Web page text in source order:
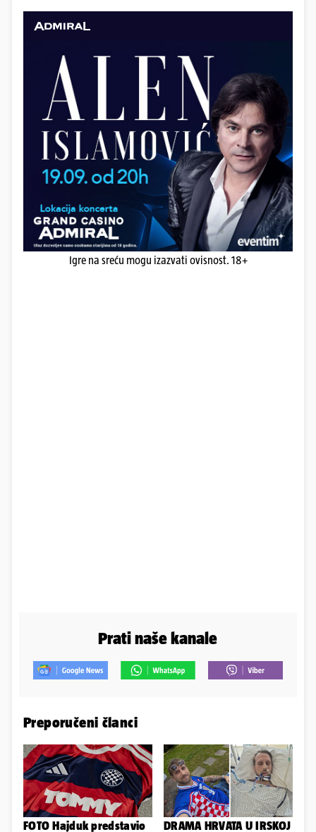
Igre na sreću mogu izazvati ovisnost. 18+
Prati naše kanale
Preporučeni članci
FOTO Hajduk predstavio
DRAMA HRVATA U IRSKOJ